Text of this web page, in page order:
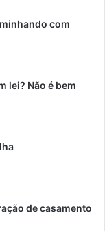
com
lei? Não é bem
de casamento